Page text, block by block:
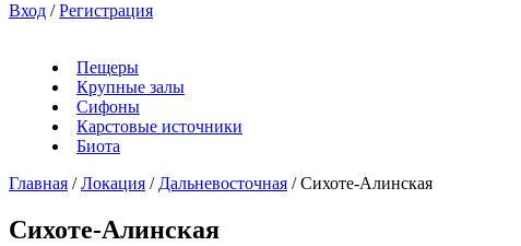
Вход / Регистрация
Пещеры
Крупные залы
Сифоны
Карстовые источники
Биота
Главная / Локация / Дальневосточная / Сихоте-Алинская
Сихоте-Алинская